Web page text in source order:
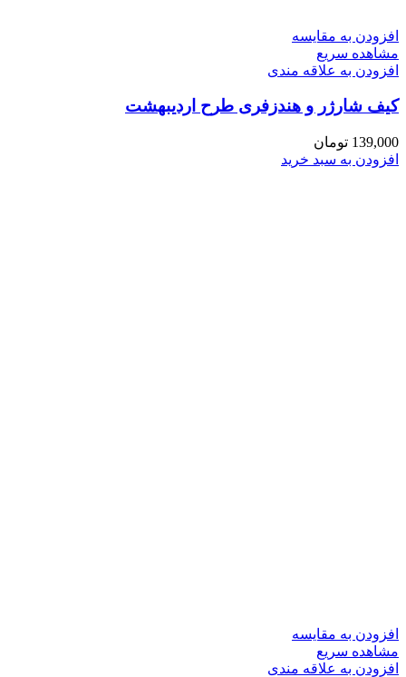
افزودن به مقایسه
مشاهده سریع
افزودن به علاقه مندی
کیف شارژر و هندزفری طرح اردیبهشت
139,000 تومان
افزودن به سبد خرید
افزودن به مقایسه
مشاهده سریع
افزودن به علاقه مندی